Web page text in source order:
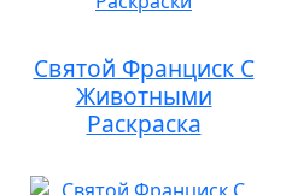
Святой Франциск С
Животными
Раскраска